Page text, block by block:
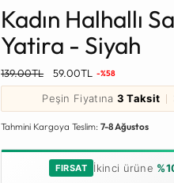
Kadın Halhallı
Yatira - Siyah
Normal
Fiyat
139.00TL 59.00TL -%58
Peşin Fiyatına 3 Taksit
Tahmini Kargoya Teslim:7-8 Ağustos
FIRSAT İkinci ürüne